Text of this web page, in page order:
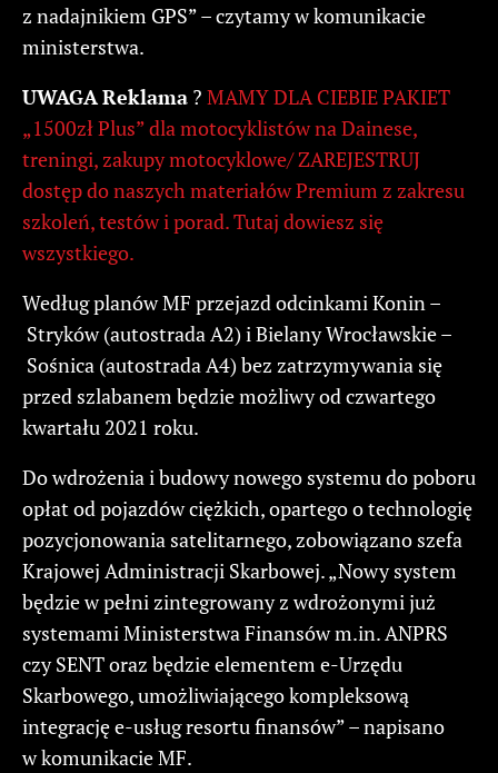
z nadajnikiem GPS” – czytamy w komunikacie
ministerstwa.
UWAGAReklama ? MAMY DLA CIEBIE PAKIET
„1500zł Plus” dla motocyklistów na Dainese,
treningi, zakupy motocyklowe/ ZAREJESTRUJ
dostęp do naszych materiałów Premium z zakresu
szkoleń, testów i porad. Tutaj dowiesz się
wszystkiego.
Według planów MF przejazd odcinkami Konin –
Stryków (autostrada A2) i Bielany Wrocławskie –
Sośnica (autostrada A4) bez zatrzymywania się
przed szlabanem będzie możliwy od czwartego
kwartału 2021 roku.
Do wdrożenia i budowy nowego systemu do poboru
opłat od pojazdów ciężkich, opartego o technologię
pozycjonowania satelitarnego, zobowiązano szefa
Krajowej Administracji Skarbowej. „Nowy system
będzie w pełni zintegrowany z wdrożonymi już
systemami Ministerstwa Finansów m.in. ANPRS
czy SENT oraz będzie elementem e-Urzędu
Skarbowego, umożliwiającego kompleksową
integrację e-usług resortu finansów” – napisano
w komunikacie MF.